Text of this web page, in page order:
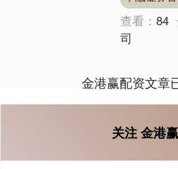
昂。 这一切
查看：84
司
金港赢配资文章
关注 金港